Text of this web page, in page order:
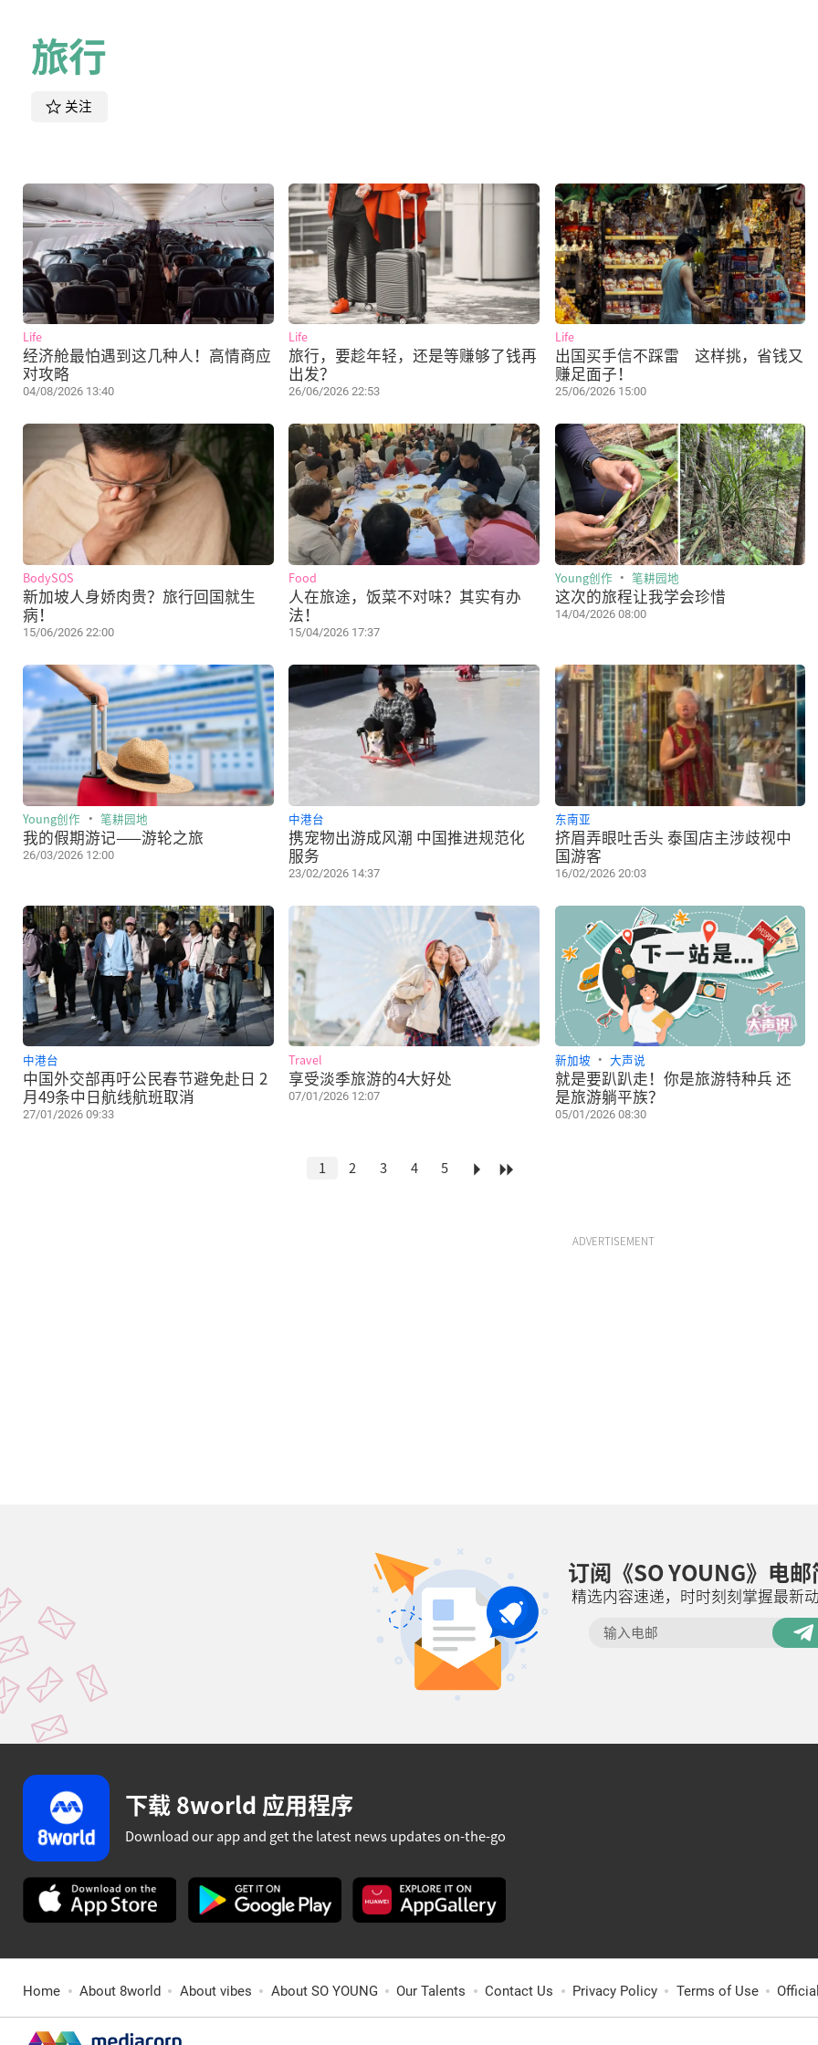
旅行
关注
经济舱最怕遇到这几种人！高情商应
对攻略
Life
04/08/2026 13:40
旅行，要趁年轻，还是等赚够了钱再
出发？
Life
26/06/2026 22:53
出国买手信不踩雷 这样挑，省钱又
赚足面子！
Life
25/06/2026 15:00
新加坡人身娇肉贵？旅行回国就生
病！
BodySOS
15/06/2026 22:00
人在旅途，饭菜不对味？其实有办
法！
Food
15/04/2026 17:37
这次的旅程让我学会珍惜
Young创作 笔耕园地
14/04/2026 08:00
我的假期游记——游轮之旅
Young创作 笔耕园地
26/03/2026 12:00
携宠物出游成风潮 中国推进规范化
服务
中港台
23/02/2026 14:37
挤眉弄眼吐舌头 泰国店主涉歧视中
国游客
东南亚
16/02/2026 20:03
中国外交部再吁公民春节避免赴日 2
月49条中日航线航班取消
中港台
27/01/2026 09:33
享受淡季旅游的4大好处
Travel
07/01/2026 12:07
就是要趴趴走！你是旅游特种兵 还
是旅游躺平族？
新加坡 大声说
05/01/2026 08:30
1 2 3 4 5
ADVERTISEMENT
订阅《SO YOUNG》电
精选内容速递，时时刻刻掌握最新动
下载 8world 应用程序
Download our app and get the latest news updates on-the-go
Home About 8world About vibes About SO YOUNG Our Talents Contact Us Privacy Policy Terms of Use